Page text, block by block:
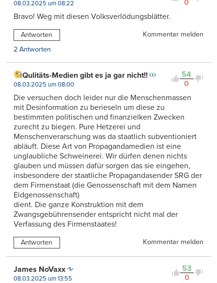
0
08.03.2025 um 08:22
Bravo! Weg mit diesen Volksverlödungsblätter.
Antworten
Kommentar melden
2 Antworten
54
0
Qulitäts-Medien gibt es ja gar nicht!!
08.03.2025 um 08:00
Die versuchen doch leider nur die Menschenmassen
mit Desinformation zu berieseln um diese zu
bestimmten politischen und finanzielken Zwecken
zurecht zu biegen. Pure Hetzerei und
Menschenverarschung was da staatlich subventioniert
abläuft. Diese Art von Propagandamedien ist eine
unglaubliche Schweinerei. Wir dürfen denen nichts
glauben und müssen dafür sorgen das sie eingehen,
insbesondere der staatliche Propagandasender SRG der
dem Firmenstaat (die Genossenschaft mit dem Namen
Eidgenossenschaft)
dient. Die ganze Konstruktion mit dem
Zwangsgebührensender entspricht nicht mal der
Verfassung des Firmenstaates!
Antworten Kommentar melden
53
0
James NoVaxx
08.03.2025 um 13:55